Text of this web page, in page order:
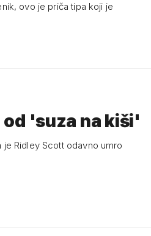
ovo je priča tipa koji je
'suza na kiši'
Ridley Scott odavno umro